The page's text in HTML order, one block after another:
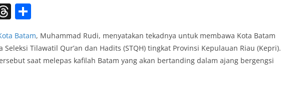
T
re
a
ar
e
Batam, Muhammad Rudi, menyatakan tekadnya untuk membawa Kota Batam
Tilawatil Qur’an dan Hadits (STQH) tingkat Provinsi Kepulauan Riau (Kepri).
saat melepas kafilah Batam yang akan bertanding dalam ajang bergengsi